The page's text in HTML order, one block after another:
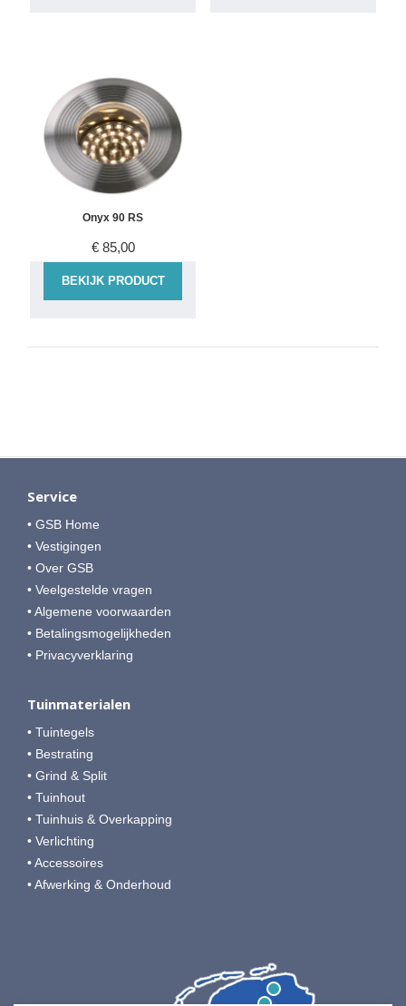
Onyx 90 RS
€ 85,00
BEKIJK PRODUCT
Service
• GSB Home
• Vestigingen
• Over GSB
• Veelgestelde vragen
• Algemene voorwaarden
• Betalingsmogelijkheden
• Privacyverklaring
Tuinmaterialen
• Tuintegels
• Bestrating
• Grind & Split
• Tuinhout
• Tuinhuis & Overkapping
• Verlichting
• Accessoires
• Afwerking & Onderhoud